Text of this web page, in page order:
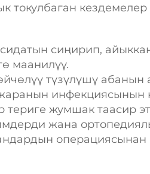
сиңирип,
маанилүү.
түзүлүшү абанын
инфекциясынын
жумшак таасир
жана
операциясынан